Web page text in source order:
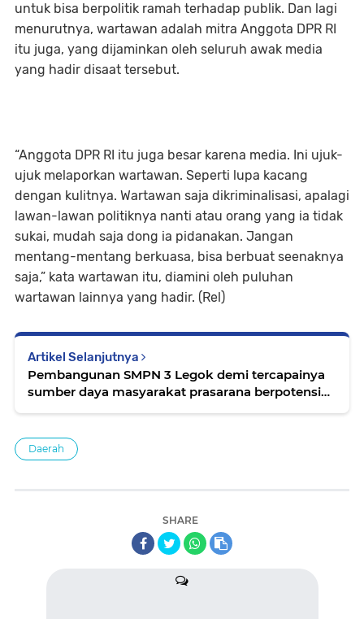
untuk bisa berpolitik ramah terhadap publik. Dan lagi
menurutnya, wartawan adalah mitra Anggota DPR RI
itu juga, yang dijaminkan oleh seluruh awak media
yang hadir disaat tersebut.
“Anggota DPR RI itu juga besar karena media. Ini ujuk-
ujuk melaporkan wartawan. Seperti lupa kacang
dengan kulitnya. Wartawan saja dikriminalisasi, apalagi
lawan-lawan politiknya nanti atau orang yang ia tidak
sukai, mudah saja dong ia pidanakan. Jangan
mentang-mentang berkuasa, bisa berbuat seenaknya
saja,” kata wartawan itu, diamini oleh puluhan
wartawan lainnya yang hadir. (Rel)
Artikel Selanjutnya
Pembangunan SMPN 3 Legok demi tercapainya
sumber daya masyarakat prasarana berpotensi
Daerah
SHARE